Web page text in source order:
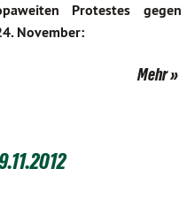
Protestes gegen
November:
Mehr